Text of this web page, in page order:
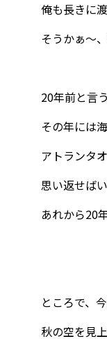
俺も長きに
そうかぁ～
20年前と言
その年には
アトランタ
思い返せば
あれから20
ところで、
秋の空を見